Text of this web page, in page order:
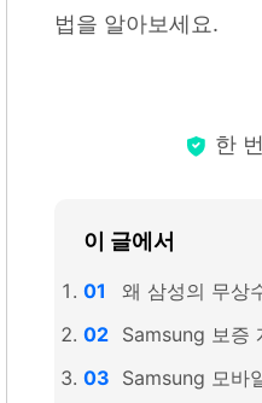
법을 알아보세요.
한
이 글에서
왜 삼성의 무상
Samsung 보증
Samsung 모바